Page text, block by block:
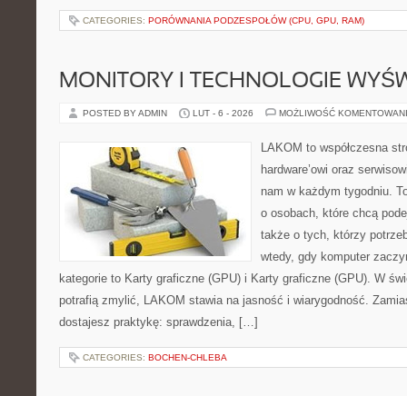
CATEGORIES: PORÓWNANIA PODZESPOŁÓW (CPU, GPU, RAM)
MONITORY I TECHNOLOGIE
POSTED BY ADMIN LUT - 6 - 2026 MOŻLIWOŚĆ
LAKOM to współczesna
hardware’owi oraz
nam w każdym tygodniu.
o osobach, które chcą
także o tych, którzy
wtedy, gdy komputer
kategorie to Karty graficzne (GPU) i Karty graficzne (GPU). W
potrafią zmylić, LAKOM stawia na jasność i wiarygodność.
dostajesz praktykę: sprawdzenia, […]
CATEGORIES: BOCHEN-CHLEBA